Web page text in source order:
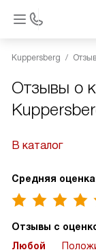
Kuppersberg
Отзывы о
В каталог
Средняя
Отзывы с
Любой